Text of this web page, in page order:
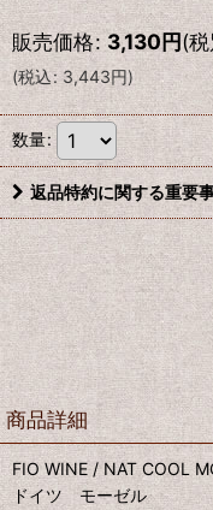
販売価格: 3,130円(
(税込: 3,443円)
数量:
返品特約に関する重要
商品詳細
FIO WINE / NAT COOL
ドイツ モーゼル